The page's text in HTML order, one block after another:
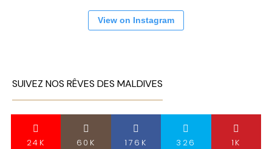
View on Instagram
SUIVEZ NOS RÊVES DES MALDIVES
24K 60K 176K 326 1K